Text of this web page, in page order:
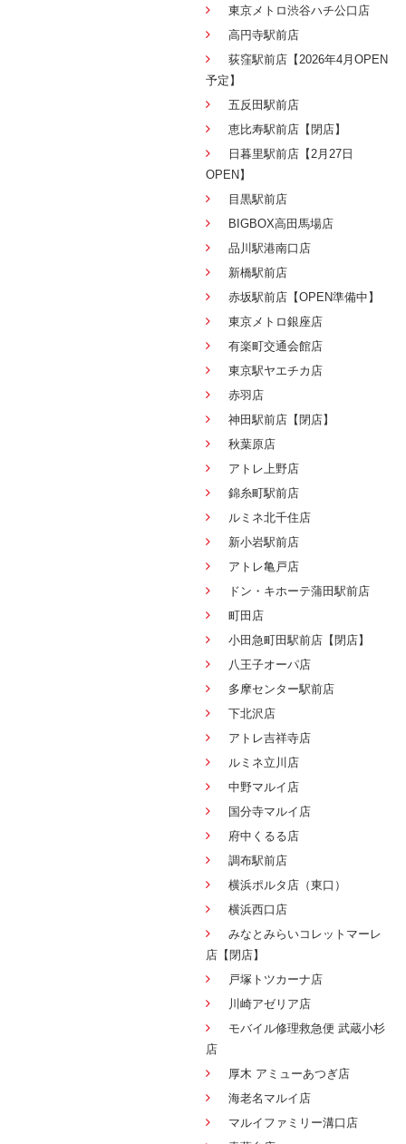
東京メトロ渋谷ハチ公口店
高円寺駅前店
荻窪駅前店【2026年4月OPEN
予定】
五反田駅前店
恵比寿駅前店【閉店】
日暮里駅前店【2月27日
OPEN】
目黒駅前店
BIGBOX高田馬場店
品川駅港南口店
新橋駅前店
赤坂駅前店【OPEN準備中】
東京メトロ銀座店
有楽町交通会館店
東京駅ヤエチカ店
赤羽店
神田駅前店【閉店】
秋葉原店
アトレ上野店
錦糸町駅前店
ルミネ北千住店
新小岩駅前店
アトレ亀戸店
ドン・キホーテ蒲田駅前店
町田店
小田急町田駅前店【閉店】
八王子オーパ店
多摩センター駅前店
下北沢店
アトレ吉祥寺店
ルミネ立川店
中野マルイ店
国分寺マルイ店
府中くるる店
調布駅前店
横浜ポルタ店（東口）
横浜西口店
みなとみらいコレットマーレ
店【閉店】
戸塚トツカーナ店
川崎アゼリア店
モバイル修理救急便 武蔵小杉
店
厚木 アミューあつぎ店
海老名マルイ店
マルイファミリー溝口店